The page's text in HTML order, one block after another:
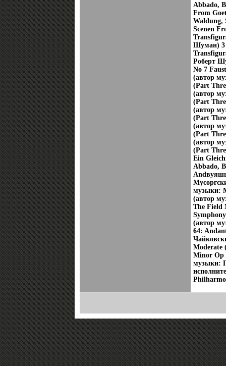
Abbado,
From
Waldung,
Scenen
Шуман) 3
Роберт
No 7
(автор
(Part
(автор
(Part
(автор
(Part
(автор
(Part
(автор
(Part
Ein
Abbado,
музыки:
(автор
The Field
(автор
64:
Moderate
Minor Op
музыки: